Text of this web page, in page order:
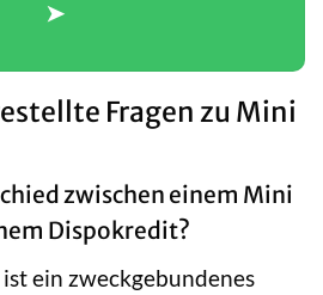
➤
Fragen zu Mini
zwischen einem Mini
Dispokredit?
ein zweckgebundenes